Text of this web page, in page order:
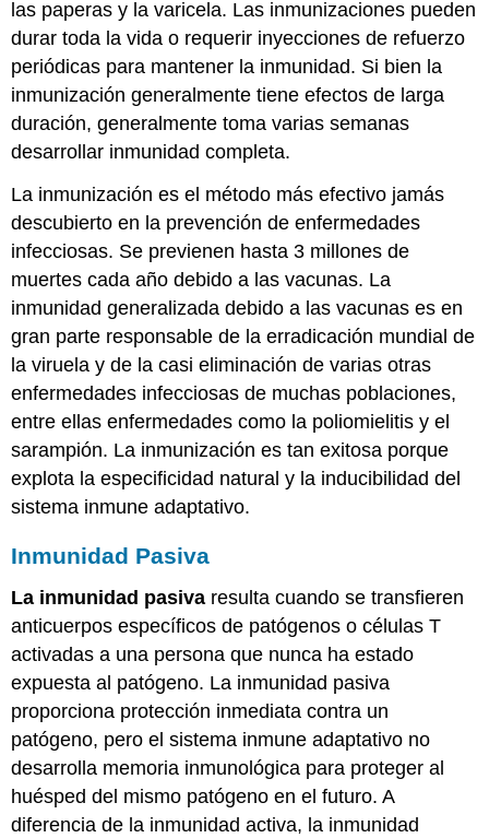
las paperas y la varicela. Las inmunizaciones pueden
durar toda la vida o requerir inyecciones de refuerzo
periódicas para mantener la inmunidad. Si bien la
inmunización generalmente tiene efectos de larga
duración, generalmente toma varias semanas
desarrollar inmunidad completa.
La inmunización es el método más efectivo jamás
descubierto en la prevención de enfermedades
infecciosas. Se previenen hasta 3 millones de
muertes cada año debido a las vacunas. La
inmunidad generalizada debido a las vacunas es en
gran parte responsable de la erradicación mundial de
la viruela y de la casi eliminación de varias otras
enfermedades infecciosas de muchas poblaciones,
entre ellas enfermedades como la poliomielitis y el
sarampión. La inmunización es tan exitosa porque
explota la especificidad natural y la inducibilidad del
sistema inmune adaptativo.
Inmunidad Pasiva
La inmunidad pasiva resulta cuando se transfieren
anticuerpos específicos de patógenos o células T
activadas a una persona que nunca ha estado
expuesta al patógeno. La inmunidad pasiva
proporciona protección inmediata contra un
patógeno, pero el sistema inmune adaptativo no
desarrolla memoria inmunológica para proteger al
huésped del mismo patógeno en el futuro. A
diferencia de la inmunidad activa, la inmunidad